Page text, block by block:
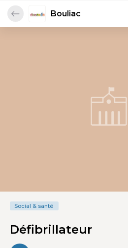
Bouliac
Social & santé
Défibrillateur